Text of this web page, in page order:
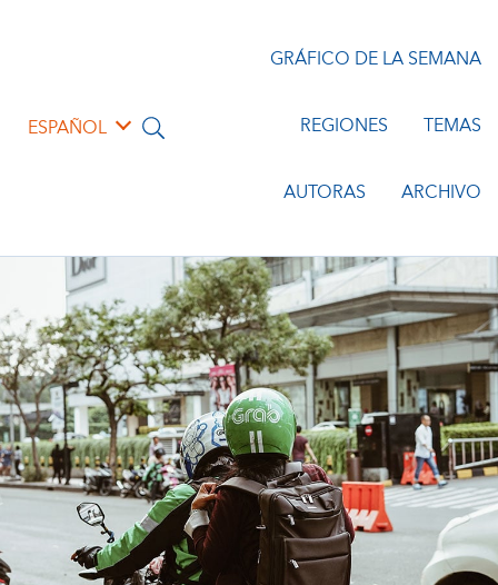
ESPAÑOL
GRÁFICO DE LA SEMANA
REGIONES TEMAS
AUTORAS ARCHIVO